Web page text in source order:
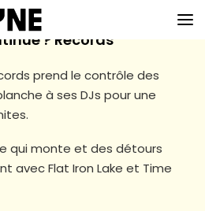
LA CARTE
? Records
prend le contrôle des
à ses DJs pour une
qui monte et des détours
avec Flat Iron Lake et Time